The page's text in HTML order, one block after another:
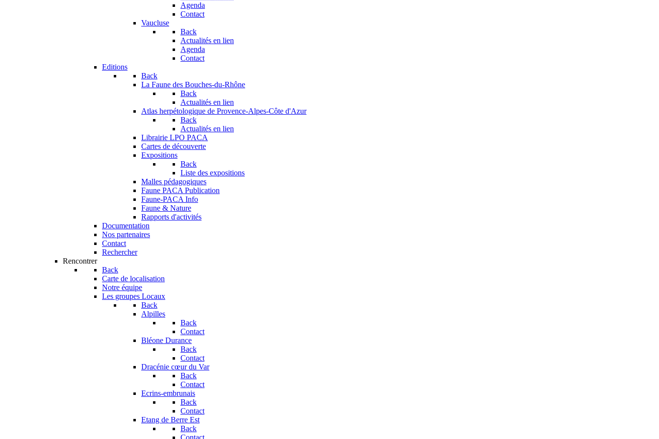
Agenda
Contact
Vaucluse
Back
Actualités en lien
Agenda
Contact
Editions
Back
La Faune des Bouches-du-Rhône
Back
Actualités en lien
Atlas herpétologique de Provence-Alpes-Côte d'Azur
Back
Actualités en lien
Librairie LPO PACA
Cartes de découverte
Expositions
Back
Liste des expositions
Malles pédagogiques
Faune PACA Publication
Faune-PACA Info
Faune & Nature
Rapports d'activités
Documentation
Nos partenaires
Contact
Rechercher
Rencontrer
Back
Carte de localisation
Notre équipe
Les groupes Locaux
Back
Alpilles
Back
Contact
Bléone Durance
Back
Contact
Dracénie cœur du Var
Back
Contact
Ecrins-embrunais
Back
Contact
Etang de Berre Est
Back
Contact